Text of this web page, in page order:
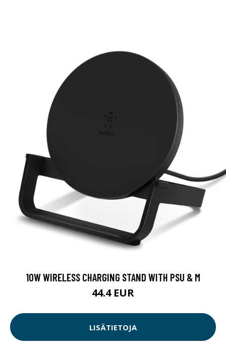
10W WIRELESS CHARGING STAND WITH PSU & M
44.4 EUR
LISÄTIETOJA